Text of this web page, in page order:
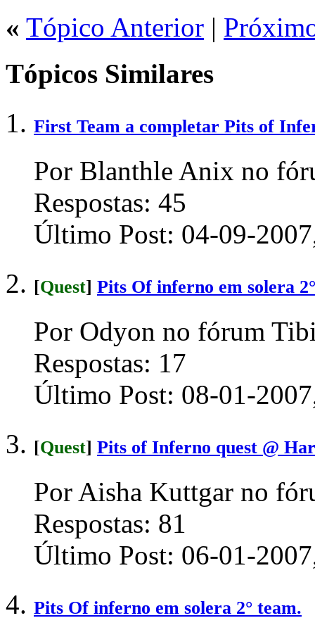
« Tópico Anterior |
Tópicos Similares
First Team a completar Pits of
Por Blanthle Anix no
Respostas: 45
Último Post: 04-09-
[Quest] Pits Of inferno em solera
Por Odyon no fórum
Respostas: 17
Último Post: 08-01-
[Quest] Pits of Inferno quest @
Por Aisha Kuttgar no
Respostas: 81
Último Post: 06-01-
Pits Of inferno em solera 2° team.